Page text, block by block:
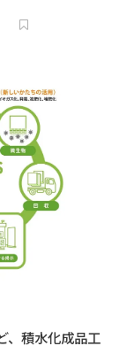
、積水化成品工